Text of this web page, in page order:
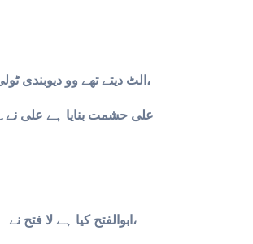
الٹ دیتے تھے وو دیوبندی ٹولی،
علی حشمت بنایا ہے علی نے۔
ابوالفتح کیا ہے لا فتح نے،